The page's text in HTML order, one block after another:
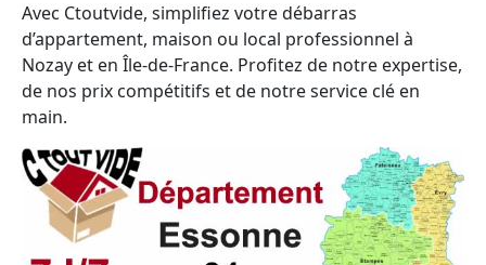
Avec Ctoutvide, simplifiez votre débarras
d’appartement, maison ou local professionnel à
Nozay et en Île-de-France. Profitez de notre expertise,
de nos prix compétitifs et de notre service clé en
main.